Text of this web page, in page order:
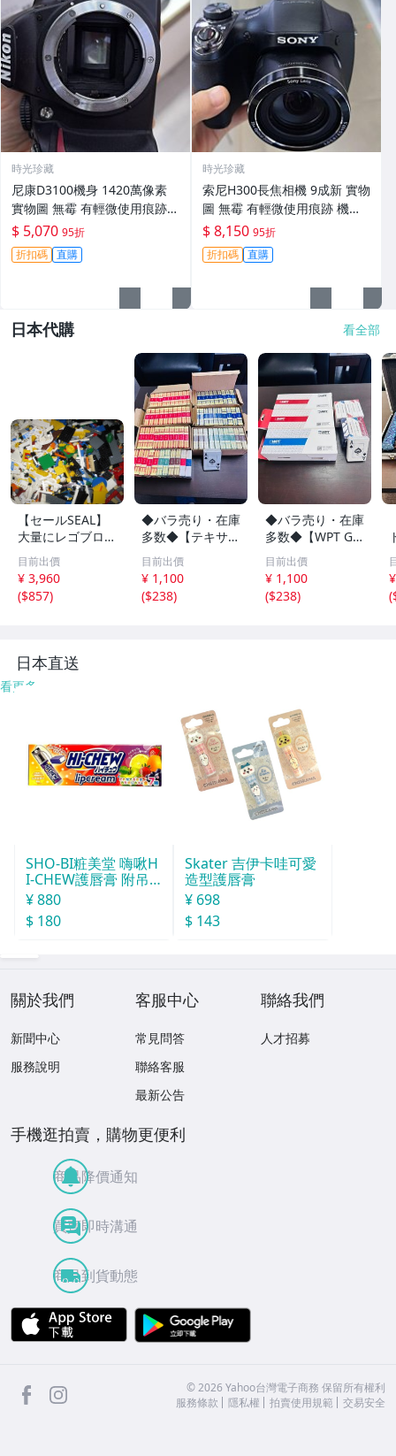
時光珍藏
尼康D3100機身 1420萬像素
實物圖 無霉 有輕微使用痕跡
機身原裝 無拆修無翻新 臨-34
3
$ 5,070 95折
折扣碼 直購
時光珍藏
索尼H300長焦相機 9成新 實物
圖 無霉 有輕微使用痕跡 機身
鏡頭原裝 無拆修無翻新-3430
$ 8,150 95折
折扣碼 直購
日本代購 看全部
【セールSEAL】
大量にレゴブロッ
クが必要な方必
見！！お得★LEG
Oレゴブロック
3kg バラバラい
目前出價
¥ 3,960
($857)
◆バラ売り・在庫
多数◆【テキサス
ホールデム ポー
カー トランプ TE
XAS HOLD`EM カ
ジノジャンボイン
目前出價
¥ 1,100
($238)
◆バラ売り・在庫
多数◆【WPT GG
poker ポーカー
プラスチックトラ
ンプ 100%プラス
チック 防水 WPT
目前出價
¥ 1,100
($238)
(
日本直送
看更多
SHO-BI粧美堂 嗨啾H
I-CHEW護唇膏 附吊
飾(款式隨機)
¥ 880
$ 180
Skater 吉伊卡哇可愛
造型護唇膏
¥ 698
$ 143
關於我們
新聞中心
服務說明
客服中心
常見問答
聯絡客服
最新公告
聯絡我們
人才招募
手機逛拍賣，購物更便利
商品降價通知
買賣即時溝通
商品到貨動態
APP Store
facebook ©2026 Yahoo台灣電子商務 保留所有權利
服務條款
隱私權 拍賣使用規範 交易安全